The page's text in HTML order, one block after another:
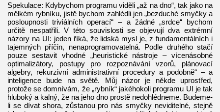
Spekulace: Kdybychom programu viděli „až na dno“, tak jako na
mělkém rybníku, jistě bychom zahlédli jen „bezduché smyčky a
posloupnosti triviálních operací“ – a žádné „srdce“ bychom
určitě nespatřili. V této souvislosti se objevují dva extrémní
názory na UI: jeden říká, že lidská mysl je, z fundamentálních i
tajemných příčin, nenaprogramovatelná. Podle druhého stačí
pouze sestavit vhodné „heuristické nástroje – vícenásobné
optimalizátory, postupy pro rozpoznávání vzorů, plánovací
algebry, rekurzivní administrativní procedury a podobně“ – a
inteligence bude na světě. Můj názor je někde uprostřed,
protože se domnívám, že „rybník“ jakéhokoli programu UI je tak
hluboký a kalný, že na jeho dno prostě nedohlédneme. Budeme-
li se dívat shora, zůstanou pro nás smyčky neviditelné, stejně